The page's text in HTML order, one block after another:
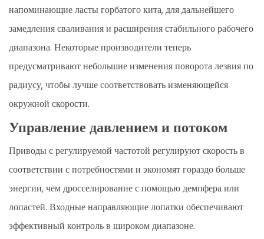
напоминающие ласты горбатого кита, для дальнейшего
замедления сваливания и расширения стабильного рабочего
диапазона. Некоторые производители теперь
предусматривают небольшие изменения поворота лезвия по
радиусу, чтобы лучше соответствовать изменяющейся
окружной скорости.
Управление давлением и потоком
Приводы с регулируемой частотой регулируют скорость в
соответствии с потребностями и экономят гораздо больше
энергии, чем дросселирование с помощью демпфера или
лопастей. Входные направляющие лопатки обеспечивают
эффективный контроль в широком диапазоне.